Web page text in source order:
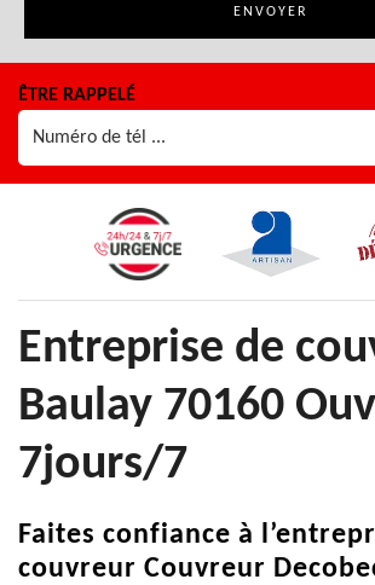
ÊTRE RAPPELÉ
Entreprise de
Baulay 70160
7jours/7
Faites confiance à
couvreur Couvreur